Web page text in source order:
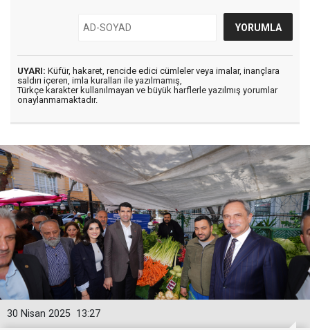
UYARI: Küfür, hakaret, rencide edici cümleler veya imalar, inançlara
saldırı içeren, imla kuralları ile yazılmamış,
Türkçe karakter kullanılmayan ve büyük harflerle yazılmış yorumlar
onaylanmamaktadır.
13:27
30 Nisan 2025